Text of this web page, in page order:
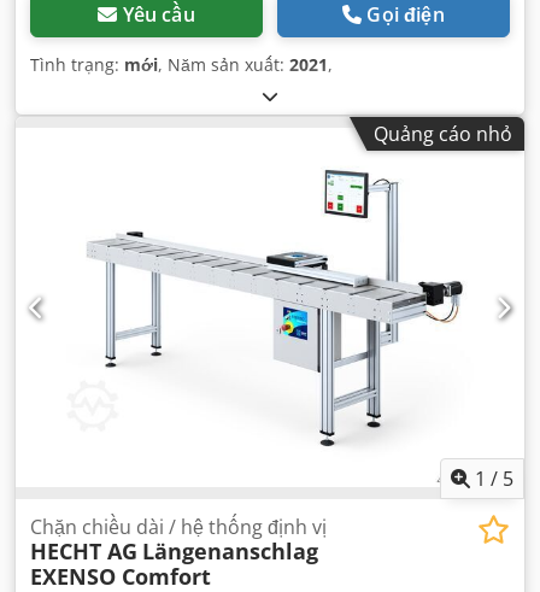
Yêu cầu Gọi điện
Tình trạng: mới, Năm sản xuất: 2021,
Quảng cáo nhỏ
1 / 5
Chặn chiều dài / hệ thống định vị
HECHT AG Längenanschlag
EXENSO Comfort